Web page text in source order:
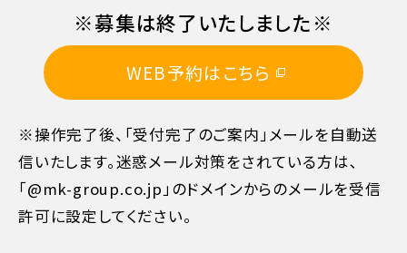
10日目に当たる日以前 20%
7日目に当たる日以前 30%
旅行開始日の前日 40%
旅行開始日の当日
※募集は終了いたしました※
WEB予約はこちら
※操作完了後、「受付完了のご案内」メールを自動送
信いたします。迷惑メール対策をされている方は､
「@mk-group.co.jp」のドメインからのメールを受信
許可に設定してください。